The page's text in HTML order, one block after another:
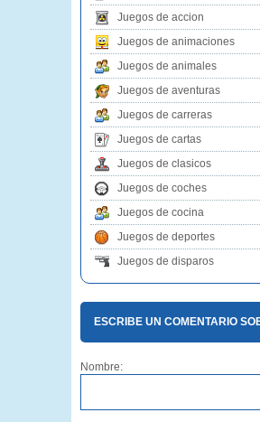
Juegos de accion
Juegos de animaciones
Juegos de animales
Juegos de aventuras
Juegos de carreras
Juegos de cartas
Juegos de clasicos
Juegos de coches
Juegos de cocina
Juegos de deportes
Juegos de disparos
ESCRIBE UN COMENTARIO
Nombre: